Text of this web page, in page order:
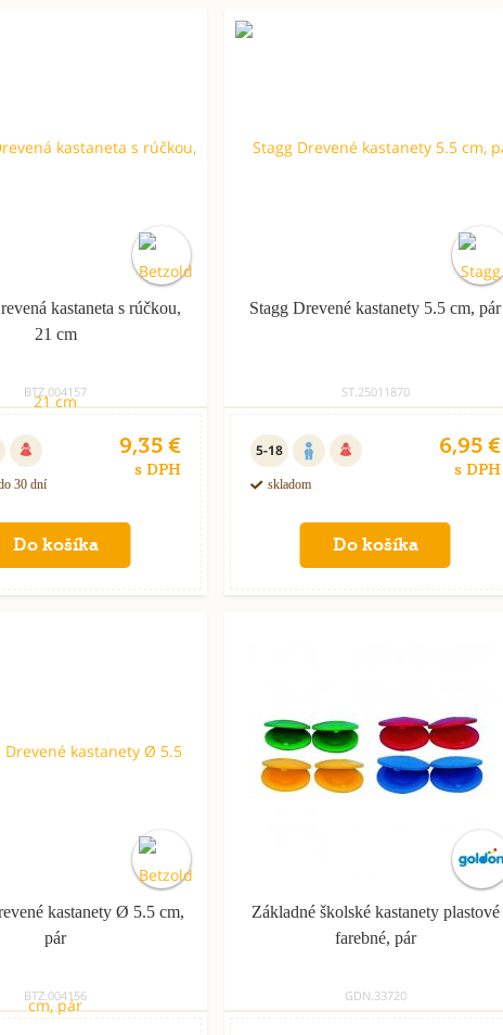
kastaneta s rúčkou,
21 cm
BTZ.004157
30 dní
9,35 €
s DPH
Stagg Drevené kastanety 5.5 cm, pár
ST.25011870
5-18
skladom
6,95 €
s DPH
kastanety Ø 5.5 cm,
pár
BTZ.004156
Základné školské kastanety plastové
farebné, pár
GDN.33720